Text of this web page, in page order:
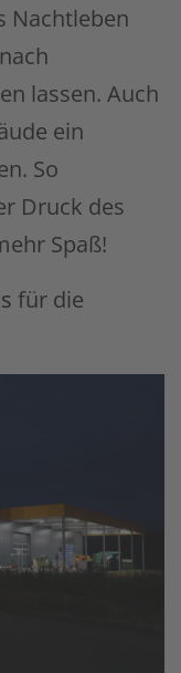
Nachtleben
lassen. Auch
ein
So
Druck des
Spaß!
für die